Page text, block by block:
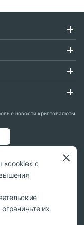
новости криптовалюты
ссылка на
«cookie» с
их